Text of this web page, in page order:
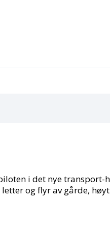
i det nye
og flyr av gårde, høyt